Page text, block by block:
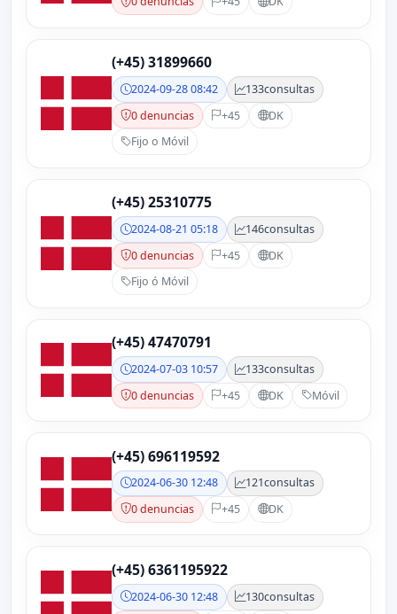
(+45) 31899660
2024-09-28 08:42 133consultas
0 denuncias
+45
DK
Fijo o Móvil
(+45) 25310775
2024-08-21 05:18 146consultas
0 denuncias
+45
DK
Fijo ó Móvil
(+45) 47470791
2024-07-03 10:57 133consultas
0 denuncias
+45 DK Móvil
(+45) 696119592
2024-06-30 12:48 121consultas
0 denuncias
+45 DK
(+45) 6361195922
2024-06-30 12:48 130consultas